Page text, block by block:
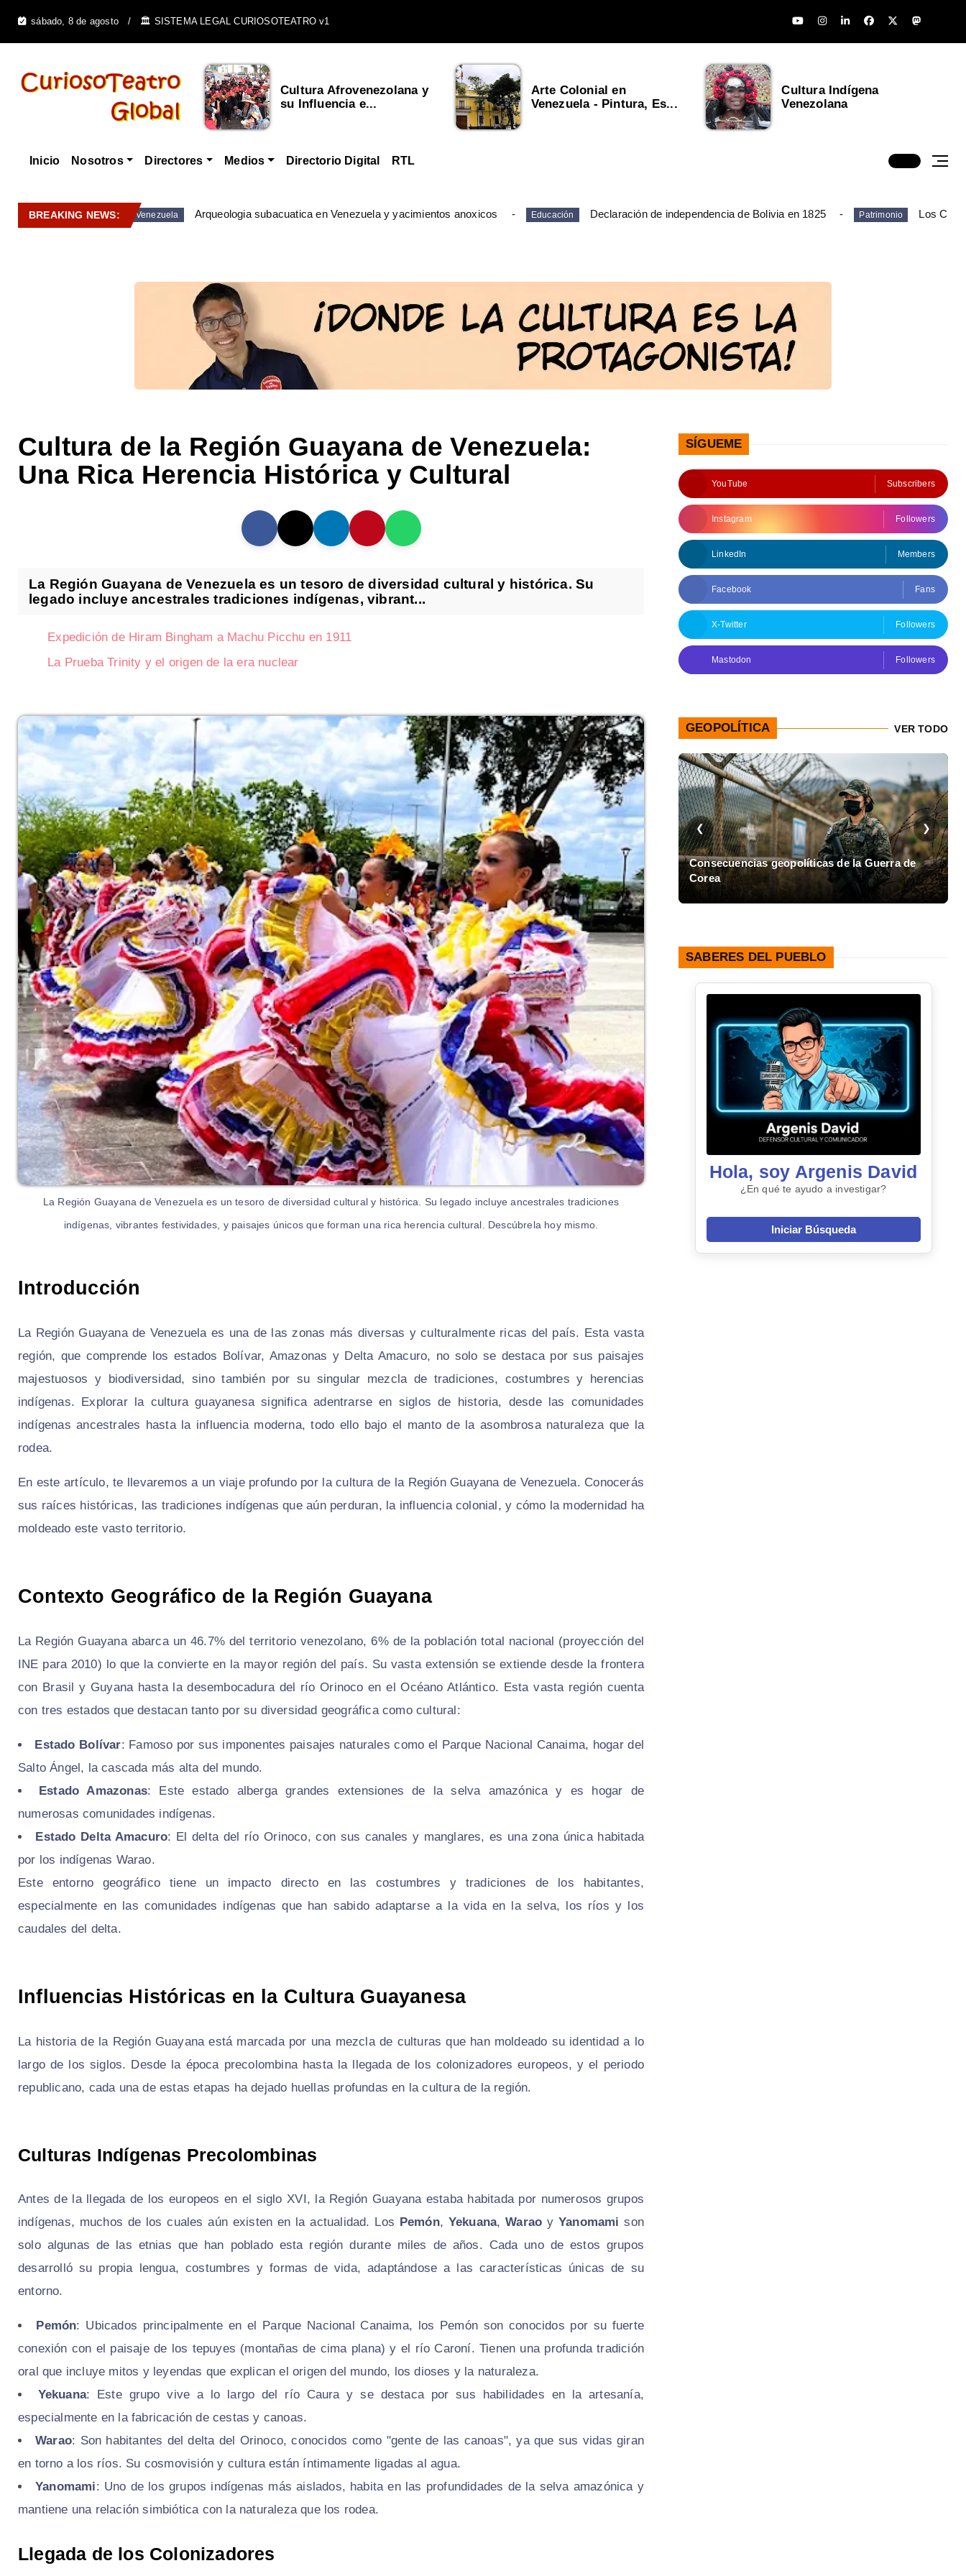
sábado, 8 de agosto 🏛️ SISTEMA LEGAL CURIOSOTEATRO v1
Cultura Afrovenezolana y
su Influencia e...
Arte Colonial en
Venezuela - Pintura, Es...
Cultura Indígena
Venezolana
Inicio Nosotros Directores Medios Directorio Digital RTL
BREAKING NEWS: Venezuela Arqueologia subacuatica en Venezuela y yacimientos anoxicos Educación Declaración de independencia de Bolivia en 1825 Patrimonio Los
Cultura de la Región Guayana de Venezuela:
Una Rica Herencia Histórica y Cultural
La Región Guayana de Venezuela es un tesoro de diversidad cultural y histórica. Su
legado incluye ancestrales tradiciones indígenas, vibrant...
Expedición de Hiram Bingham a Machu Picchu en 1911
La Prueba Trinity y el origen de la era nuclear
La Región Guayana de Venezuela es un tesoro de diversidad cultural y histórica. Su legado incluye ancestrales tradiciones
indígenas, vibrantes festividades, y paisajes únicos que forman una rica herencia cultural. Descúbrela hoy mismo.
Introducción
La Región Guayana de Venezuela es una de las zonas más diversas y culturalmente ricas del país. Esta vasta
región, que comprende los estados Bolívar, Amazonas y Delta Amacuro, no solo se destaca por sus paisajes
majestuosos y biodiversidad, sino también por su singular mezcla de tradiciones, costumbres y herencias
indígenas. Explorar la cultura guayanesa significa adentrarse en siglos de historia, desde las comunidades
indígenas ancestrales hasta la influencia moderna, todo ello bajo el manto de la asombrosa naturaleza que la
rodea.
En este artículo, te llevaremos a un viaje profundo por la cultura de la Región Guayana de Venezuela. Conocerás
sus raíces históricas, las tradiciones indígenas que aún perduran, la influencia colonial, y cómo la modernidad ha
moldeado este vasto territorio.
Contexto Geográfico de la Región Guayana
La Región Guayana abarca un 46.7% del territorio venezolano, 6% de la población total nacional (proyección del
INE para 2010) lo que la convierte en la mayor región del país. Su vasta extensión se extiende desde la frontera
con Brasil y Guyana hasta la desembocadura del río Orinoco en el Océano Atlántico. Esta vasta región cuenta
con tres estados que destacan tanto por su diversidad geográfica como cultural:
Estado Bolívar: Famoso por sus imponentes paisajes naturales como el Parque Nacional Canaima, hogar del
Salto Ángel, la cascada más alta del mundo.
Estado Amazonas: Este estado alberga grandes extensiones de la selva amazónica y es hogar de
numerosas comunidades indígenas.
Estado Delta Amacuro: El delta del río Orinoco, con sus canales y manglares, es una zona única habitada
por los indígenas Warao.
Este entorno geográfico tiene un impacto directo en las costumbres y tradiciones de los habitantes,
especialmente en las comunidades indígenas que han sabido adaptarse a la vida en la selva, los ríos y los
caudales del delta.
Influencias Históricas en la Cultura Guayanesa
La historia de la Región Guayana está marcada por una mezcla de culturas que han moldeado su identidad a lo
largo de los siglos. Desde la época precolombina hasta la llegada de los colonizadores europeos, y el periodo
republicano, cada una de estas etapas ha dejado huellas profundas en la cultura de la región.
Culturas Indígenas Precolombinas
Antes de la llegada de los europeos en el siglo XVI, la Región Guayana estaba habitada por numerosos grupos
indígenas, muchos de los cuales aún existen en la actualidad. Los Pemón, Yekuana,Warao y Yanomami son
solo algunas de las etnias que han poblado esta región durante miles de años. Cada uno de estos grupos
desarrolló su propia lengua, costumbres y formas de vida, adaptándose a las características únicas de su
entorno.
Pemón: Ubicados principalmente en el Parque Nacional Canaima, los Pemón son conocidos por su fuerte
conexión con el paisaje de los tepuyes (montañas de cima plana) y el río Caroní. Tienen una profunda tradición
oral que incluye mitos y leyendas que explican el origen del mundo, los dioses y la naturaleza.
Yekuana: Este grupo vive a lo largo del río Caura y se destaca por sus habilidades en la artesanía,
especialmente en la fabricación de cestas y canoas.
Warao: Son habitantes del delta del Orinoco, conocidos como "gente de las canoas", ya que sus vidas giran
en torno a los ríos. Su cosmovisión y cultura están íntimamente ligadas al agua.
Yanomami: Uno de los grupos indígenas más aislados, habita en las profundidades de la selva amazónica y
mantiene una relación simbiótica con la naturaleza que los rodea.
Llegada de los Colonizadores
SÍGUEME
YouTube Subscribers
Instagram Followers
LinkedIn Members
Facebook Fans
X-Twitter Followers
Mastodon Followers
GEOPOLÍTICA VER TODO
❮
Subasta de CITGO: Cronograma y Ofertas en
Delaware
Consecuencias geopolíticas de la Guerra de
Corea
❯
SABERES DEL PUEBLO
Hola, soy Argenis David
¿En qué te ayudo a investigar?
Iniciar Búsqueda